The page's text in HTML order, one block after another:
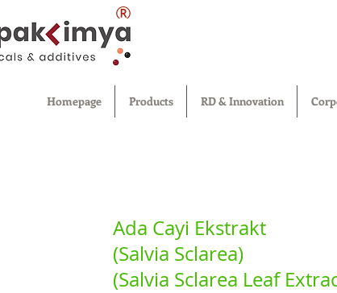
®
Homepage Products RD & Innovation
Ada Cayi Ekstrakt
(Salvia Sclarea)
(Salvia Sclarea Leaf